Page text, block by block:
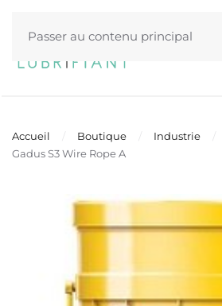
Passer au contenu principal
Accueil Boutique Industrie
Gadus S3 Wire Rope A